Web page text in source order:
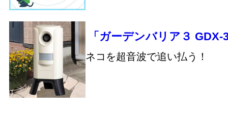
「ガーデンバリア３ GDX-
ネコを超音波で追い払う！